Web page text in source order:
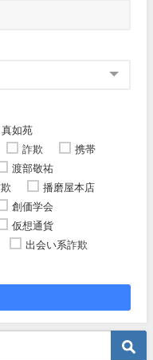
真如苑
詐欺
携帯
渡部敬祐
播磨屋本店
創価学会
仮想通貨
出会い系詐欺